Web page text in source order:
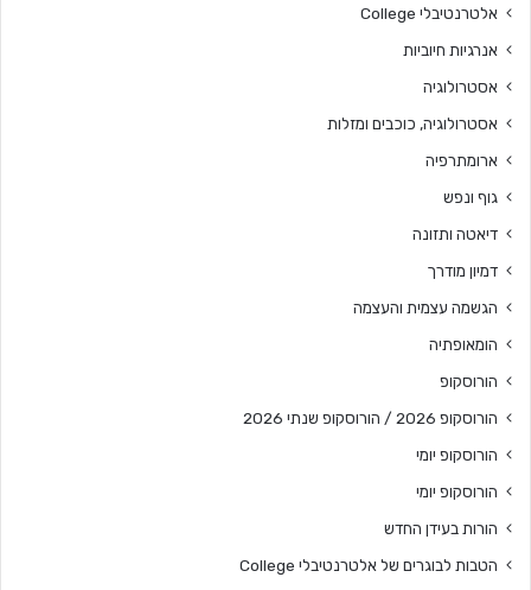
אלטרנטיבלי College
אנרגיות חיוביות
אסטרולוגיה
אסטרולוגיה, כוכבים ומזלות
ארומתרפיה
גוף ונפש
דיאטה ותזונה
דמיון מודרך
הגשמה עצמית והעצמה
הומאופתיה
הורוסקופ
הורוסקופ 2026 / הורוסקופ שנתי 2026
הורוסקופ יומי
הורוסקופ יומי
הורות בעידן החדש
הטבות לבוגרים של אלטרנטיבלי College